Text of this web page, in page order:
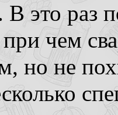
В это раз
при чем
но не